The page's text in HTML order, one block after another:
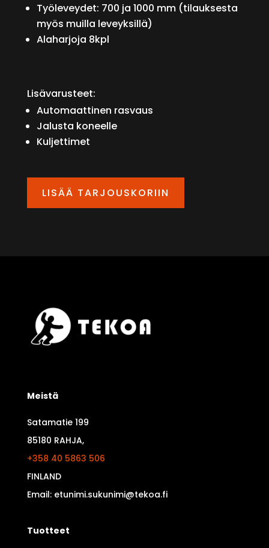
Työleveydet: 700 ja 1000 mm (tilauksesta
myös muilla leveyksillä)
Alaharjoja 8kpl
Lisävarusteet:
Automaattinen rasvaus
Jalusta koneelle
Kuljettimet
LISÄÄ TARJOUSKORIIN
Meistä
Satamatie 199
85180 RAHJA,
+358 40 5863 506
FINLAND
Email: etunimi.sukunimi@tekoa.fi
Tuotteet